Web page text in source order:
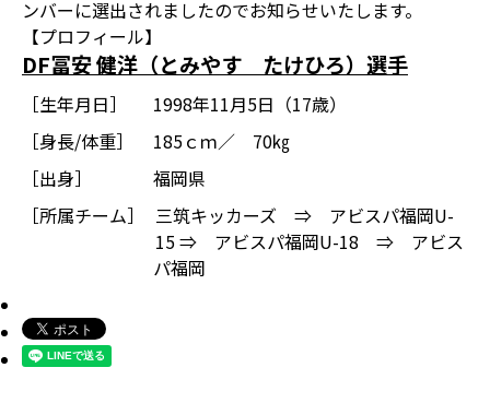
ンバーに選出されましたのでお知らせいたします。
【プロフィール】
DF冨安 健洋（とみやす たけひろ）選手
［生年月日］
1998年11月5日（17歳）
［身長/体重］
185ｃｍ／ 70㎏
［出身］
福岡県
［所属チーム］
三筑キッカーズ ⇒ アビスパ福岡U-
15 ⇒ アビスパ福岡U-18 ⇒ アビス
パ福岡